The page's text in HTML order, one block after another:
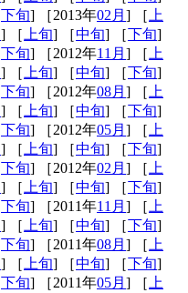
下旬] ［2013年02月 ] ［ 上
] ［ 上旬] ［中旬] ［下旬]
下旬] ［2012年11月 ] ［ 上
] ［ 上旬] ［中旬] ［下旬]
下旬] ［2012年08月 ] ［ 上
] ［ 上旬] ［中旬] ［下旬]
下旬] ［2012年05月 ] ［ 上
] ［ 上旬] ［中旬] ［下旬]
下旬] ［2012年02月 ] ［ 上
] ［ 上旬] ［中旬] ［下旬]
下旬] ［2011年11月 ] ［ 上
] ［ 上旬] ［中旬] ［下旬]
下旬] ［2011年08月 ] ［ 上
] ［ 上旬] ［中旬] ［下旬]
下旬] ［2011年05月 ] ［ 上